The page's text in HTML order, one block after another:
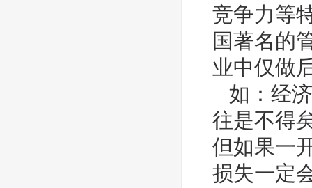
竞争力等
国著名的
业中仅做
如：经
往是不得
但如果一
损失一定